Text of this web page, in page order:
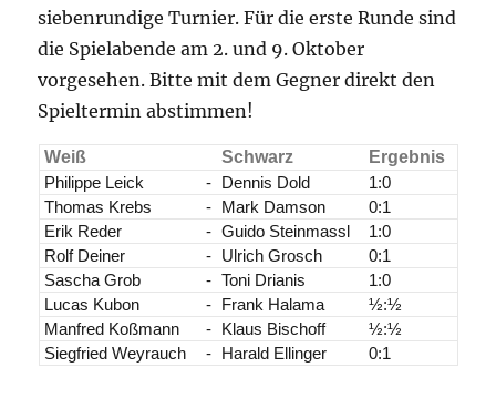
siebenrundige Turnier. Für die erste Runde sind
die Spielabende am 2. und 9. Oktober
vorgesehen. Bitte mit dem Gegner direkt den
Spieltermin abstimmen!
Weiß Schwarz
Ergebnis
Philippe Leick
- Dennis Dold
1:0
Thomas Krebs
- Mark Damson
0:1
Erik Reder
- Guido Steinmassl
1:0
Rolf Deiner
- Ulrich Grosch
0:1
Sascha Grob
- Toni Drianis
1:0
Lucas Kubon
- Frank Halama
½:½
Manfred Koßmann
- Klaus Bischoff
½:½
Siegfried Weyrauch
- Harald Ellinger 0:1